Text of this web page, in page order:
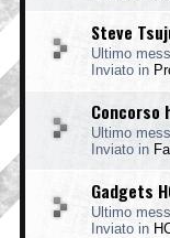
Steve
Ultimo
Inviato in
Concorso
Ultimo
Inviato in
Gadgets
Ultimo
Inviato in